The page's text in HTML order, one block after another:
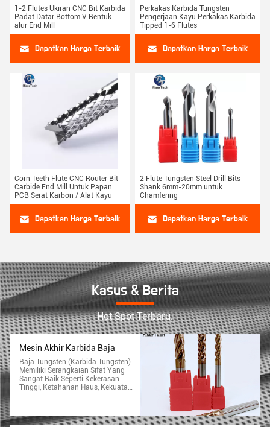
1-2 Flutes Ukiran CNC Bit Karbida
Padat Datar Bottom V Bentuk
alur End Mill
Dapatkan Harga Terbaik
Perkakas Karbida Tungsten
Pengerjaan Kayu Perkakas Karbida
Tipped 1-6 Flutes
Dapatkan Harga Terbaik
Corn Teeth Flute CNC Router Bit
Carbide End Mill Untuk Papan
PCB Serat Karbon / Alat Kayu
Dapatkan Harga Terbaik
2 Flute Tungsten Steel Drill Bits
Shank 6mm-20mm untuk
Chamfering
Dapatkan Harga Terbaik
Kasus & Berita
Hot Spot Terbaru.
Mesin Akhir Karbida Baja
Baja Tungsten (karbida Tungsten)
Memiliki Serangkaian Sifat Yang
Sangat Baik Seperti Kekerasan
Tinggi, Ketahanan Haus, Kekuatan
Dan Ketahanan Haus, Tetap Pada